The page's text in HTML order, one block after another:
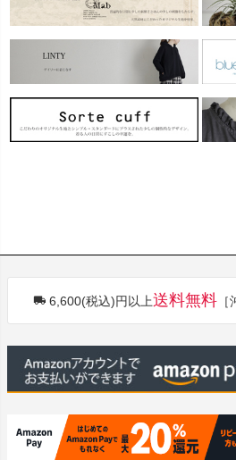
6,600(税込)円以上送料無料